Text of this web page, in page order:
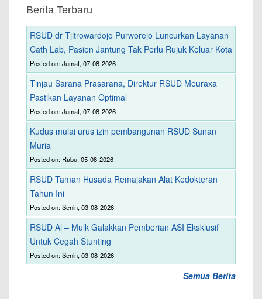
Berita Terbaru
RSUD dr Tjitrowardojo Purworejo Luncurkan Layanan
Cath Lab, Pasien Jantung Tak Perlu Rujuk Keluar Kota
Posted on: Jumat, 07-08-2026
Tinjau Sarana Prasarana, Direktur RSUD Meuraxa
Pastikan Layanan Optimal
Posted on: Jumat, 07-08-2026
Kudus mulai urus izin pembangunan RSUD Sunan
Muria
Posted on: Rabu, 05-08-2026
RSUD Taman Husada Remajakan Alat Kedokteran
Tahun Ini
Posted on: Senin, 03-08-2026
RSUD Al – Mulk Galakkan Pemberian ASI Eksklusif
Untuk Cegah Stunting
Posted on: Senin, 03-08-2026
Semua Berita